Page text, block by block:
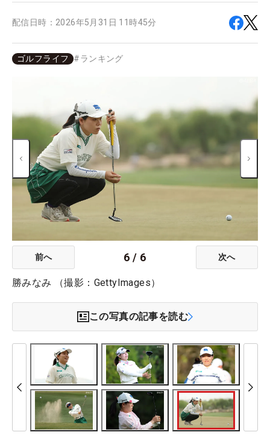
配信日時： 2026年5月31日 11時45分
ゴルフライフ #ランキング
前へ 6 / 6 次へ
勝みなみ （撮影：GettyImages）
この写真の記事を読む